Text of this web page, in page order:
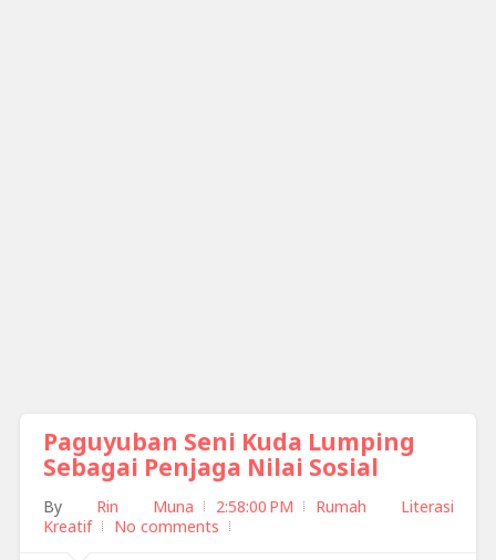
Paguyuban Seni Kuda Lumping
Sebagai Penjaga Nilai Sosial
By Rin Muna 2:58:00 PM
Rumah Literasi
Kreatif
No comments